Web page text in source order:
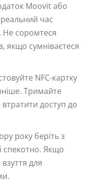
Moovit або
час
Не соромтеся
якщо сумніваєтеся
NFC-картку
Тримайте
доступ до
року беріть з
спекотно. Якщо
для